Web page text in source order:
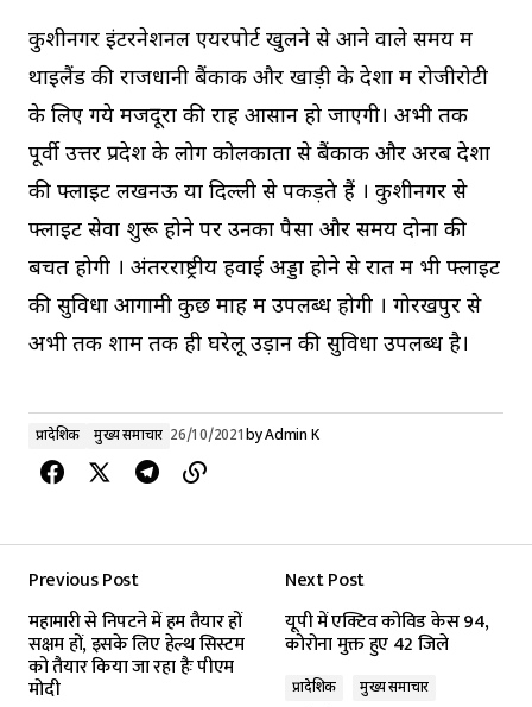
कुशीनगर इंटरनेशनल एयरपोर्ट खुलने से आने वाले समय में
थाइलैंड की राजधानी बैंकाक और खाड़ी के देशों में रोजीरोटी
के लिए गये मजदूरों की राह आसान हो जाएगी। अभी तक
पूर्वी उत्तर प्रदेश के लोग कोलकाता से बैंकाक और अरब देशों
की फ्लाइट लखनऊ या दिल्ली से पकड़ते हैं । कुशीनगर से
फ्लाइट सेवा शुरू होने पर उनका पैसा और समय दोनों की
बचत होगी । अंतरराष्ट्रीय हवाई अड्डा होने से रात में भी फ्लाइट
की सुविधा आगामी कुछ माह में उपलब्ध होगी । गोरखपुर से
अभी तक शाम तक ही घरेलू उड़ान की सुविधा उपलब्ध है।
प्रादेशिक मुख्य समाचार 26/10/2021byAdmin K
Previous Post
महामारी से निपटने में हम तैयार हों
सक्षम हों, इसके लिए हेल्थ सिस्टम
को तैयार किया जा रहा हैः पीएम
मोदी
Next Post
यूपी में एक्टिव कोविड केस 94,
कोरोना मुक्त हुए 42 जिले
प्रादेशिक
मुख्य समाचार